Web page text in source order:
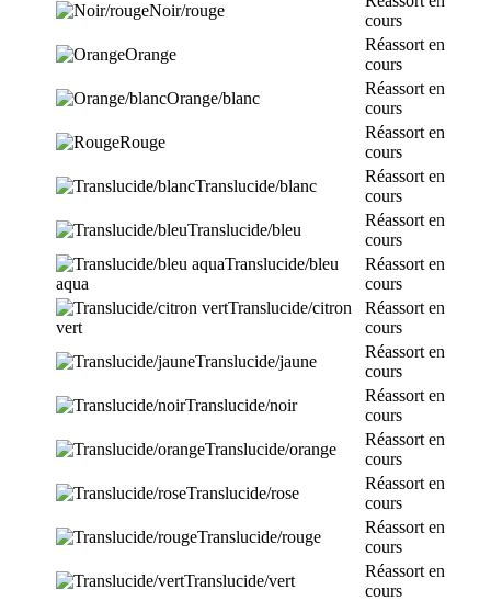
Noir/rouge
cours
Orange
Réassort en
cours
Orange/blanc
Réassort en
cours
Rouge
Réassort en
cours
Translucide/blanc
Réassort en
cours
Translucide/bleu
Réassort en
cours
Translucide/bleu
aqua
Réassort en
cours
Translucide/citron
vert
Réassort en
cours
Translucide/jaune
Réassort en
cours
Translucide/noir
Réassort en
cours
Translucide/orange
Réassort en
cours
Translucide/rose
Réassort en
cours
Translucide/rouge
Réassort en
cours
Translucide/vert
Réassort en
cours